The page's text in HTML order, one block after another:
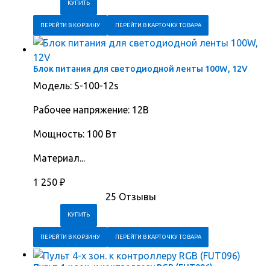
ПЕРЕЙТИ В КОРЗИНУ ПЕРЕЙТИ В КАРТОЧКУ ТОВАРА
Блок питания для светодиодной ленты 100W, 12V
Модель: S-100-12s
Рабочее напряжение: 12В
Мощность: 100 Вт
Материал...
1 250 ₽
25 Отзывы
ПЕРЕЙТИ В КОРЗИНУ ПЕРЕЙТИ В КАРТОЧКУ ТОВАРА